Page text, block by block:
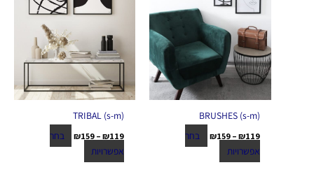
(BRUSHES (s-m
₪119
–
₪159
בחר
אפשרויות
המוצר
(TRIBAL (s-m
₪119
–
₪159
בחר
אפשרויות
המוצר